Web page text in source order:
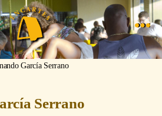
Menu
Image : Thiago Oliveira
García Serrano
Serrano